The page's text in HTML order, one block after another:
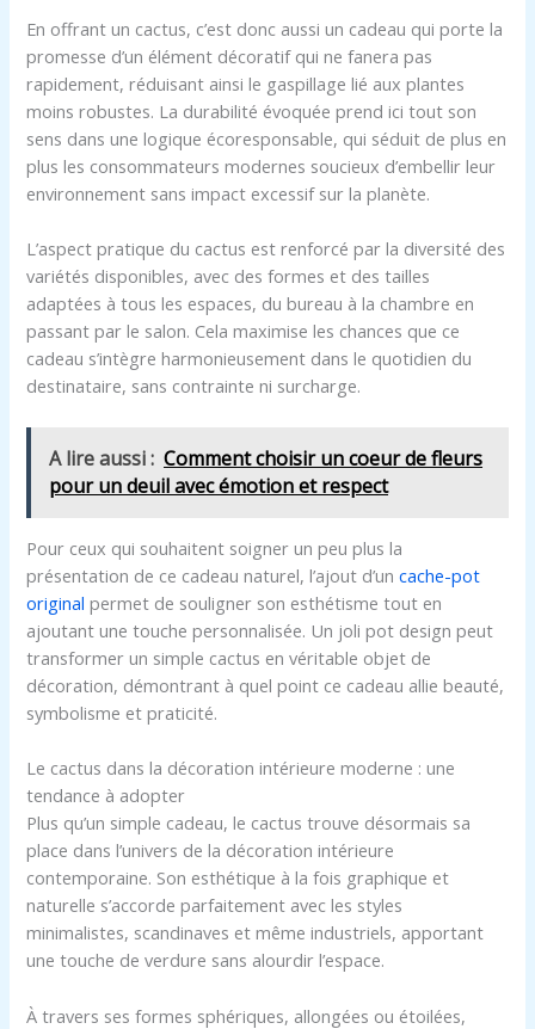
En offrant un cactus, c’est donc aussi un cadeau qui porte la
promesse d’un élément décoratif qui ne fanera pas
rapidement, réduisant ainsi le gaspillage lié aux plantes
moins robustes. La durabilité évoquée prend ici tout son
sens dans une logique écoresponsable, qui séduit de plus en
plus les consommateurs modernes soucieux d’embellir leur
environnement sans impact excessif sur la planète.
L’aspect pratique du cactus est renforcé par la diversité des
variétés disponibles, avec des formes et des tailles
adaptées à tous les espaces, du bureau à la chambre en
passant par le salon. Cela maximise les chances que ce
cadeau s’intègre harmonieusement dans le quotidien du
destinataire, sans contrainte ni surcharge.
A lire aussi : Comment choisir un coeur de fleurs
pour un deuil avec émotion et respect
Pour ceux qui souhaitent soigner un peu plus la
présentation de ce cadeau naturel, l’ajout d’uncache-pot
original permet de souligner son esthétisme tout en
ajoutant une touche personnalisée. Un joli pot design peut
transformer un simple cactus en véritable objet de
décoration, démontrant à quel point ce cadeau allie beauté,
symbolisme et praticité.
Le cactus dans la décoration intérieure moderne : une
tendance à adopter
Plus qu’un simple cadeau, le cactus trouve désormais sa
place dans l’univers de la décoration intérieure
contemporaine. Son esthétique à la fois graphique et
naturelle s’accorde parfaitement avec les styles
minimalistes, scandinaves et même industriels, apportant
une touche de verdure sans alourdir l’espace.
À travers ses formes sphériques, allongées ou étoilées,